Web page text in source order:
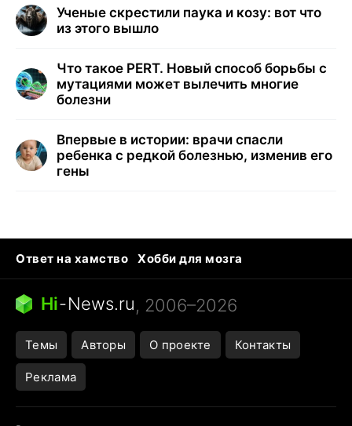
Ученые скрестили паука и козу: вот что
из этого вышло
Что такое PERT. Новый способ борьбы с
мутациями может вылечить многие
болезни
Впервые в истории: врачи спасли
ребенка с редкой болезнью, изменив его
гены
Ответ на хамство
Хобби для мозга
Бензин 100 vs 95
Тунцы в океанариуме
Следующая пандемия
Hi-News.ru, 2006–2026
Темы Авторы О проекте Контакты
Реклама